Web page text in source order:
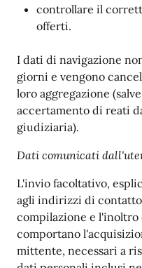
controllare il
offerti.
I dati di navigazione
giorni e vengono
loro aggregazione
accertamento di reati
giudiziaria).
Dati comunicati
L'invio facoltativo,
agli indirizzi di contatto
compilazione e
comportano
mittente, necessari a